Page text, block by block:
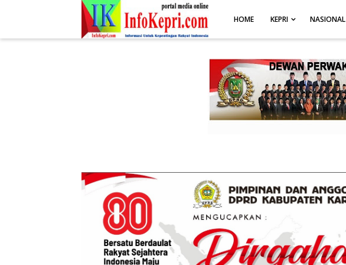
.post-body img { display: block; margin: 0 auto; max-width: 100%; height: auto; }
HOME KEPRI NASIONAL